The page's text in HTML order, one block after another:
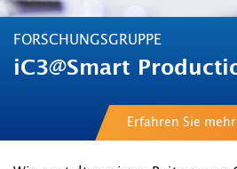
FORSCHUNGSGRUPPE
iC3@Smart
Erfahren Sie